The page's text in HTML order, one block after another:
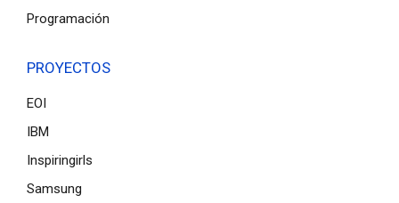
Programación
PROYECTOS
EOI
IBM
Inspiringirls
Samsung